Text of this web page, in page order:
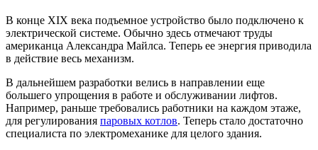
В конце XIX века подъемное устройство было подключено к
электрической системе. Обычно здесь отмечают труды
американца Александра Майлса. Теперь ее энергия приводила
в действие весь механизм.
В дальнейшем разработки велись в направлении еще
большего упрощения в работе и обслуживании лифтов.
Например, раньше требовались работники на каждом этаже,
для регулирования паровых котлов. Теперь стало достаточно
специалиста по электромеханике для целого здания.